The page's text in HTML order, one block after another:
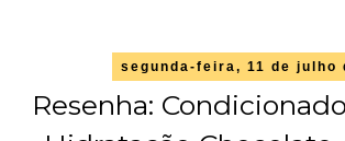
segunda-feira, 11 de julho
Resenha: